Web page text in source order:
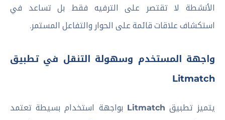
الأنشطة لا تقتصر على الترفيه فقط بل تساعد في
استكشاف علاقات قائمة على الحوار والتفاعل المستمر.
واجهة المستخدم وسهولة التنقل في تطبيق
Litmatch
يتميز تطبيق Litmatch بواجهة استخدام بسيطة تعتمد